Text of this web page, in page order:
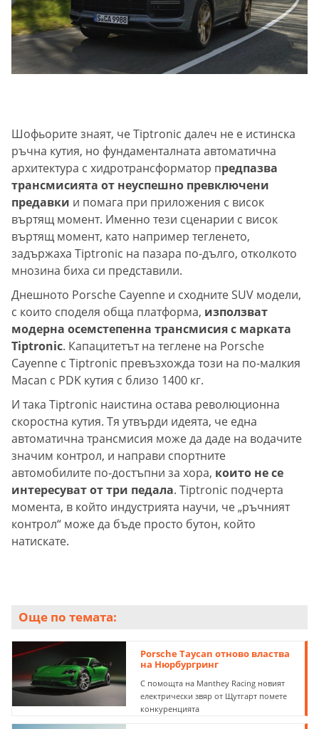
Шофьорите знаят, че Tiptronic далеч не е истинска
ръчна кутия, но фундаменталната автоматична
архитектура с хидротрансформатор предпазва
трансмисията от неуспешно превключени
предавки и помага при приложения с висок
въртящ момент. Именно тези сценарии с висок
въртящ момент, като например тегленето,
задържаха Tiptronic на пазара по-дълго, отколкото
мнозина биха си представили.
Днешното Porsche Cayenne и сходните SUV модели,
с които споделя обща платформа, използват
модерна осемстепенна трансмисия с марката
Tiptronic. Капацитетът на теглене на Porsche
Cayenne с Tiptronic превъзхожда този на по-малкия
Macan с PDK кутия с близо 1400 кг.
И така Tiptronic наистина остава революционна
скоростна кутия. Тя утвърди идеята, че една
автоматична трансмисия може да даде на водачите
значим контрол, и направи спортните
автомобилите по-достъпни за хора, които не се
интересуват от три педала. Tiptronic подчерта
момента, в който индустрията научи, че „ръчният
контрол“ може да бъде просто бутон, който
натискате.
Още по темата:
Porsche Taycan отново властва
на Нюрбургринг
С помощта на Manthey Racing новият
електрически звяр от Щутгарт помете
конкуренцията